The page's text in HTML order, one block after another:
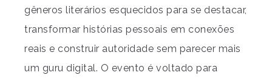
gêneros literários esquecidos para se destacar,
transformar histórias pessoais em conexões
reais e construir autoridade sem parecer mais
um guru digital. O evento é voltado para